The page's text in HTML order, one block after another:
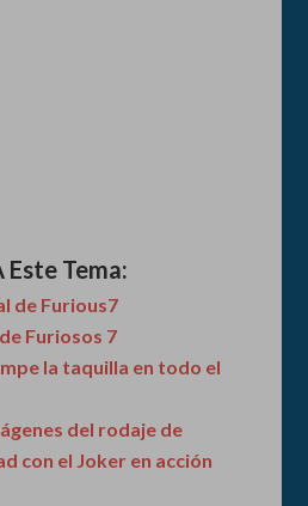
Tema:
de Furious7
Furiosos 7
la taquilla en todo el
del rodaje de
con el Joker en acción